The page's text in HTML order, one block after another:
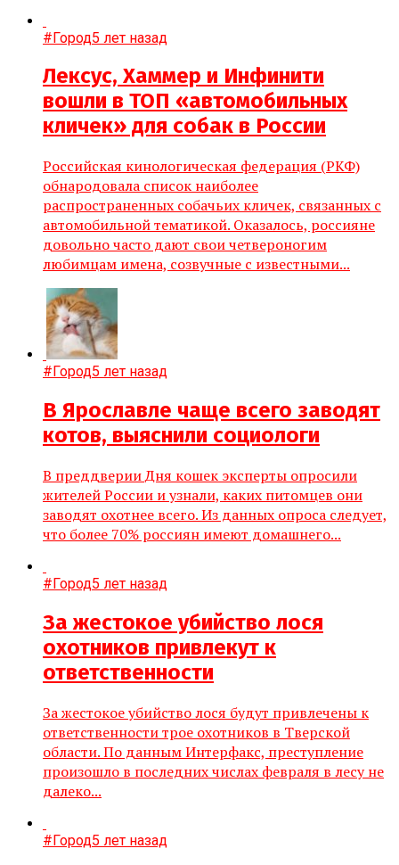
#Город5 лет назад
Лексус, Хаммер и Инфинити
вошли в ТОП «автомобильных
кличек» для собак в России
Российская кинологическая федерация (РКФ)
обнародовала список наиболее
распространенных собачьих кличек, связанных с
автомобильной тематикой. Оказалось, россияне
довольно часто дают свои четвероногим
любимцам имена, созвучные с известными...
#Город5 лет назад
В Ярославле чаще всего заводят
котов, выяснили социологи
В преддверии Дня кошек эксперты опросили
жителей России и узнали, каких питомцев они
заводят охотнее всего. Из данных опроса следует,
что более 70% россиян имеют домашнего...
#Город5 лет назад
За жестокое убийство лося
охотников привлекут к
ответственности
За жестокое убийство лося будут привлечены к
ответственности трое охотников в Тверской
области. По данным Интерфакс, преступление
произошло в последних числах февраля в лесу не
далеко...
#Город5 лет назад